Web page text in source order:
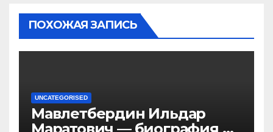
ПОХОЖАЯ ЗАПИСЬ
UNCATEGORISED
Мавлетбердин Ильдар